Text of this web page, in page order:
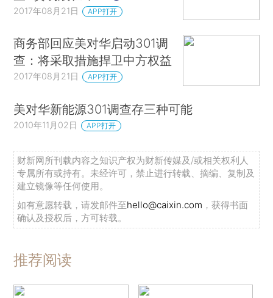
2017年08月21日 APP打开
商务部回应美对华启动301调
查：将采取措施捍卫中方权益
2017年08月21日 APP打开
美对华新能源301调查存三种可能
2010年11月02日 APP打开
财新网所刊载内容之知识产权为财新传媒及/或相关权利人
专属所有或持有。未经许可，禁止进行转载、摘编、复制及
建立镜像等任何使用。
如有意愿转载，请发邮件至hello@caixin.com ，获得书面
确认及授权后，方可转载。
推荐阅读